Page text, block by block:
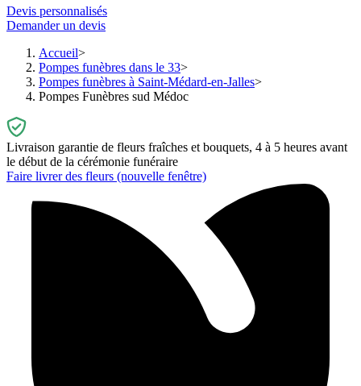
Devis personnalisés
Demander un devis
Accueil
Pompes funèbres dans le 33
Pompes funèbres à Saint-Médard-en-Jalles
Pompes Funèbres sud Médoc
Livraison garantie de fleurs fraîches et bouquets, 4 à 5 heures avant
le début de la cérémonie funéraire
Faire livrer des fleurs (nouvelle fenêtre)